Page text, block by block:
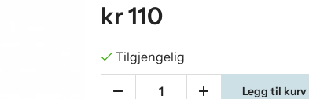
kr 110
Tilgjengelig
Legg til kurv